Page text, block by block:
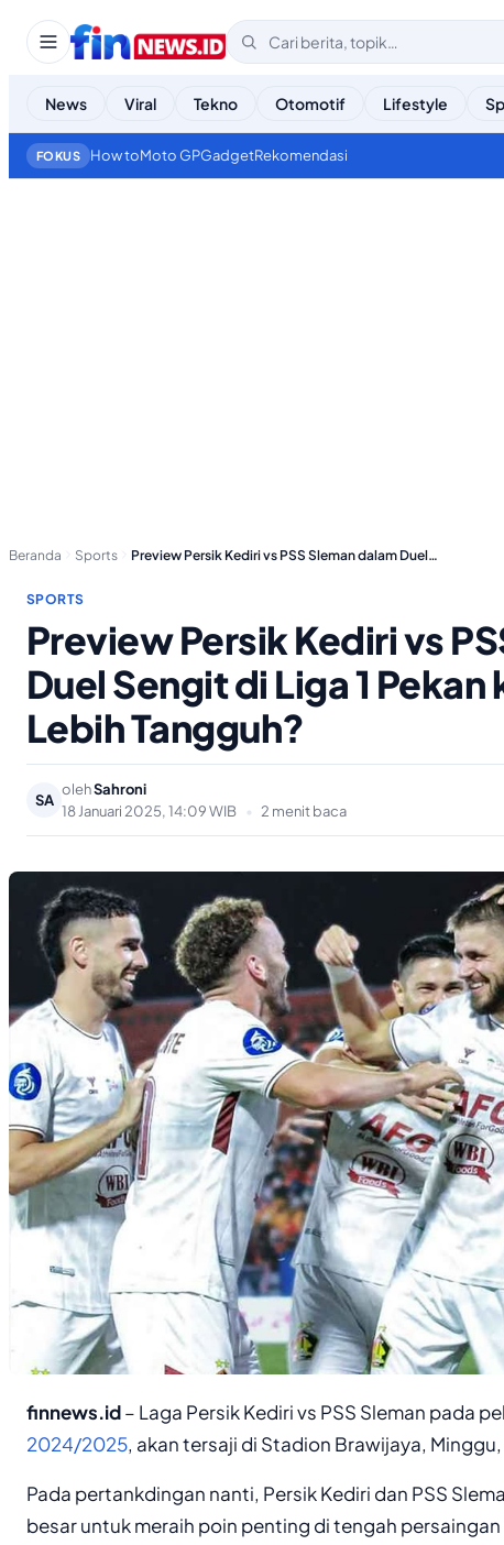
News Viral Tekno Otomotif Lifestyle
FOKUS How toMoto GPGadgetRekomendasi
Beranda Sports Preview Persik Kediri vs PSS Sleman dalam Duel…
SPORTS
Preview Persik Kediri vs
Duel Sengit di Liga 1
Lebih Tangguh?
SA
olehSahroni
18 Januari 2025, 14:09 WIB
• 2 menit baca
finnews.id– Laga Persik Kediri vs PSS Sleman pada
2024/2025, akan tersaji di Stadion Brawijaya, Minggu,
Pada pertankdingan nanti, Persik Kediri dan PSS
besar untuk meraih poin penting di tengah